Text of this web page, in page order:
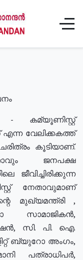
- കമ്യൂണിസ്റ്റ്
വേലിക്കകത്ത്
കൂടിയാണ്.
ജനപക്ഷ
ജീവിച്ചിരിക്കുന്ന
നേതാവുമാണ്
മുഖ്യമന്ത്രി ,
സാമാജികൻ,
സി. പി. ഐ.
ബ്യുറോ അംഗം,
പത്രാധിപർ,